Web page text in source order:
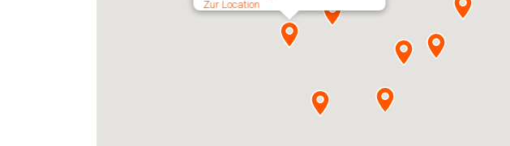
Zur Location